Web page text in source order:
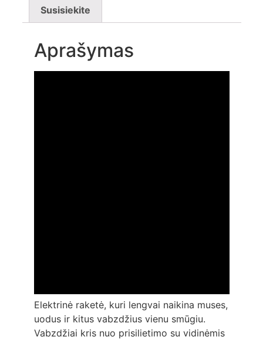
Susisiekite
Aprašymas
Elektrinė raketė, kuri lengvai naikina muses,
uodus ir kitus vabzdžius vienu smūgiu.
Vabzdžiai kris nuo prisilietimo su vidinėmis